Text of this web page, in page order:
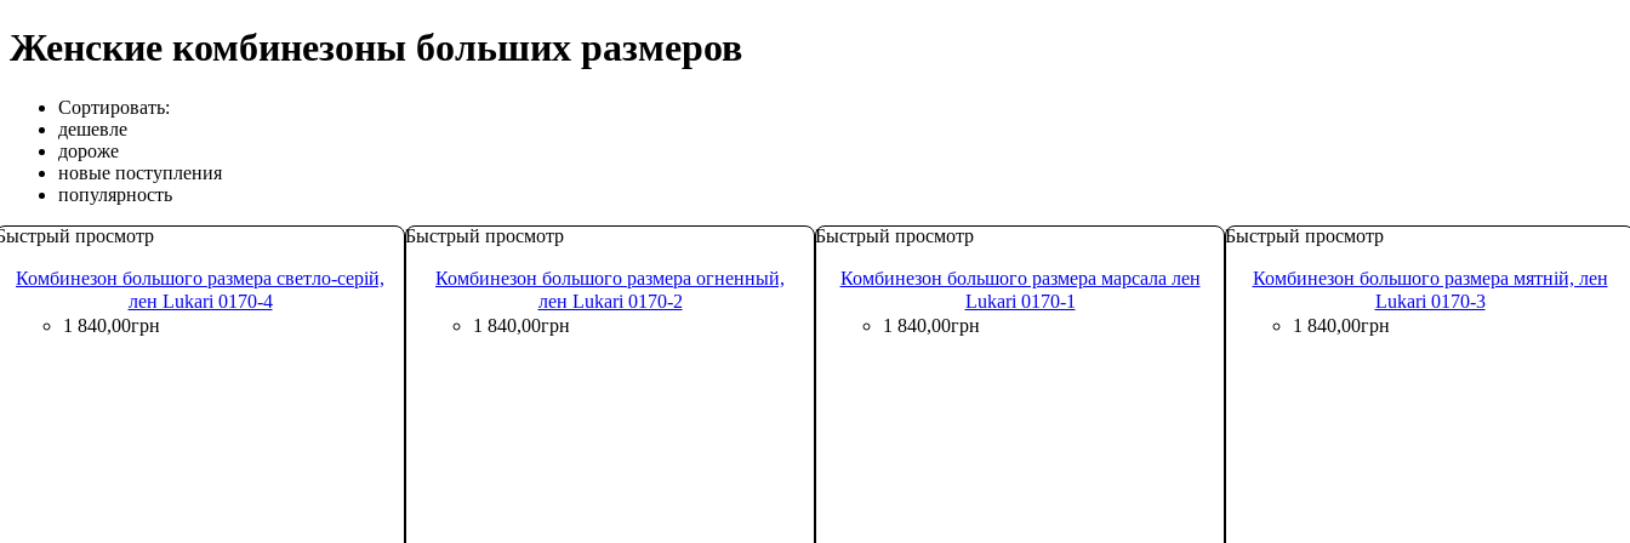
Женские комбинезоны больших размеров
Сортировать:
дешевле
дороже
новые поступления
популярность
просмотр
Комбинезон большого размера светло-серій,
лен Lukari 0170-4
1 840,00грн
Быстрый просмотр
Комбинезон большого размера огненный,
лен Lukari 0170-2
1 840,00грн
Быстрый просмотр
Комбинезон большого размера марсала лен
Lukari 0170-1
1 840,00грн
Быстрый просмотр
Комбинезон большого размера мятній, лен
Lukari 0170-3
1 840,00грн